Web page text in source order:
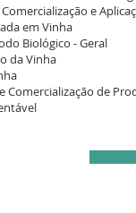
e
em Vinha
Biológico - Geral
da Vinha
Comercialização de